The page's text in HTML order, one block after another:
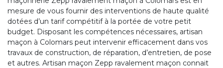
mesure de vous fournir des interventions de haute qualité
dotées d’un tarif compétitif à la portée de votre petit
budget. Disposant les compétences nécessaires, artisan
maçon à Colomars peut intervenir efficacement dans vos
travaux de construction, de réparation, d’entretien, de pose
et autres. Artisan maçon Zepp ravalement maçon connait